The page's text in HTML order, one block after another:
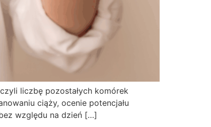
liczbę pozostałych komórek
ciąży, ocenie potencjału
względu na dzień […]